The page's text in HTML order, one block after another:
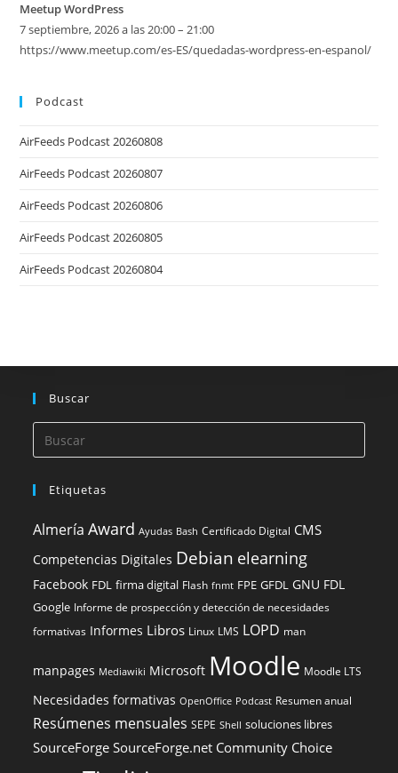
Meetup WordPress
7 septiembre, 2026 a las 20:00 – 21:00
https://www.meetup.com/es-ES/quedadas-wordpress-en-espanol/
Podcast
AirFeeds Podcast 20260808
AirFeeds Podcast 20260807
AirFeeds Podcast 20260806
AirFeeds Podcast 20260805
AirFeeds Podcast 20260804
Buscar
Etiquetas
Almería Award Ayudas Bash Certificado Digital CMS
Competencias Digitales Debian elearning
Facebook FDL firma digital Flash fnmt FPE GFDL GNU FDL
Google Informe de prospección y detección de necesidades
formativas Informes Libros Linux LMS LOPD man
manpages Mediawiki Microsoft Moodle Moodle LTS
Necesidades formativas OpenOffice Podcast Resumen anual
Resúmenes mensuales SEPE Shell soluciones libres
SourceForge SourceForge.net Community Choice